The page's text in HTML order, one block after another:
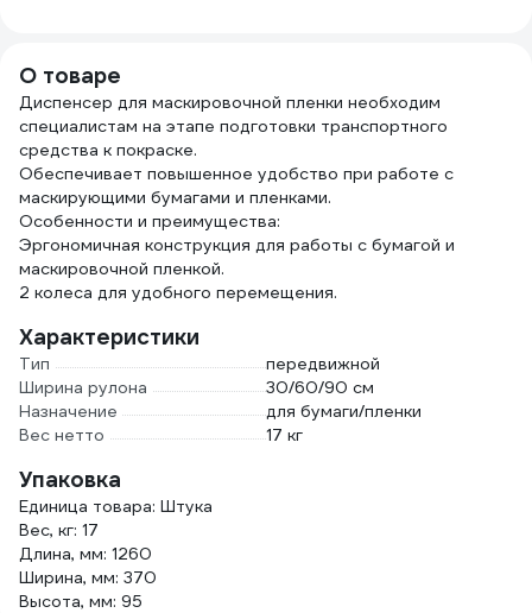
О товаре
Диспенсер для маскировочной пленки необходим
специалистам на этапе подготовки транспортного
средства к покраске.
Обеспечивает повышенное удобство при работе с
маскирующими бумагами и пленками.
Особенности и преимущества:
Эргономичная конструкция для работы с бумагой и
маскировочной пленкой.
2 колеса для удобного перемещения.
Характеристики
Тип
передвижной
Ширина рулона
30/60/90 см
Назначение
для бумаги/пленки
Вес нетто
17 кг
Упаковка
Единица товара: Штука
Вес, кг: 17
Длина, мм: 1260
Ширина, мм: 370
Высота, мм: 95